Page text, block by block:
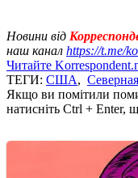
Новини від
наш канал https://t.me/
Читайте
ТЕГИ: США,
Якщо ви помітили
натисніть Ctrl + Enter,